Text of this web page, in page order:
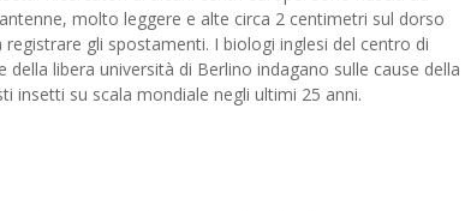
molto leggere e alte circa 2 centimetri sul dorso
registrare gli spostamenti. I biologi inglesi del centro di
della libera università di Berlino indagano sulle cause della
insetti su scala mondiale negli ultimi 25 anni.